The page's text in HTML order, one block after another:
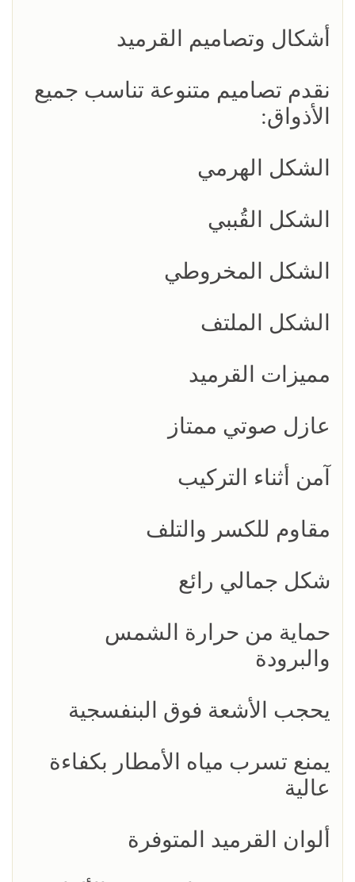
أشكال وتصاميم القرميد
نقدم تصاميم متنوعة تناسب جميع
الأذواق:
الشكل الهرمي
الشكل القُببي
الشكل المخروطي
الشكل الملتف
مميزات القرميد
عازل صوتي ممتاز
آمن أثناء التركيب
مقاوم للكسر والتلف
شكل جمالي رائع
حماية من حرارة الشمس
والبرودة
يحجب الأشعة فوق البنفسجية
يمنع تسرب مياه الأمطار بكفاءة
عالية
ألوان القرميد المتوفرة